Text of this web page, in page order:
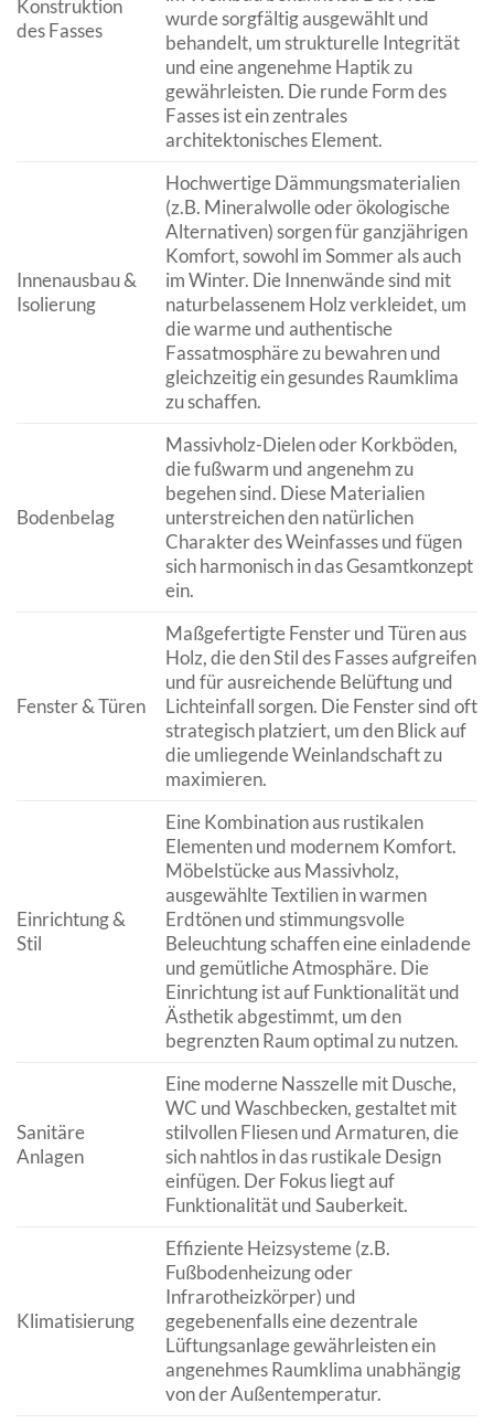
Konstruktion
des Fasses
wurde sorgfältig ausgewählt und
behandelt, um strukturelle Integrität
und eine angenehme Haptik zu
gewährleisten. Die runde Form des
Fasses ist ein zentrales
architektonisches Element.
Innenausbau &
Isolierung
Hochwertige Dämmungsmaterialien
(z.B. Mineralwolle oder ökologische
Alternativen) sorgen für ganzjährigen
Komfort, sowohl im Sommer als auch
im Winter. Die Innenwände sind mit
naturbelassenem Holz verkleidet, um
die warme und authentische
Fassatmosphäre zu bewahren und
gleichzeitig ein gesundes Raumklima
zu schaffen.
Bodenbelag
Massivholz-Dielen oder Korkböden,
die fußwarm und angenehm zu
begehen sind. Diese Materialien
unterstreichen den natürlichen
Charakter des Weinfasses und fügen
sich harmonisch in das Gesamtkonzept
ein.
Fenster & Türen
Maßgefertigte Fenster und Türen aus
Holz, die den Stil des Fasses aufgreifen
und für ausreichende Belüftung und
Lichteinfall sorgen. Die Fenster sind oft
strategisch platziert, um den Blick auf
die umliegende Weinlandschaft zu
maximieren.
Einrichtung &
Stil
Eine Kombination aus rustikalen
Elementen und modernem Komfort.
Möbelstücke aus Massivholz,
ausgewählte Textilien in warmen
Erdtönen und stimmungsvolle
Beleuchtung schaffen eine einladende
und gemütliche Atmosphäre. Die
Einrichtung ist auf Funktionalität und
Ästhetik abgestimmt, um den
begrenzten Raum optimal zu nutzen.
Sanitäre
Anlagen
Eine moderne Nasszelle mit Dusche,
WC und Waschbecken, gestaltet mit
stilvollen Fliesen und Armaturen, die
sich nahtlos in das rustikale Design
einfügen. Der Fokus liegt auf
Funktionalität und Sauberkeit.
Klimatisierung
Effiziente Heizsysteme (z.B.
Fußbodenheizung oder
Infrarotheizkörper) und
gegebenenfalls eine dezentrale
Lüftungsanlage gewährleisten ein
angenehmes Raumklima unabhängig
von der Außentemperatur.